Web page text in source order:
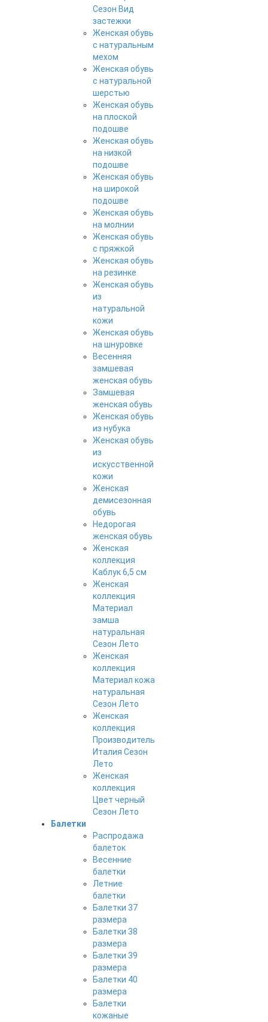
Сезон Вид
застежки
Женская обувь
с натуральным
мехом
Женская обувь
с натуральной
шерстью
Женская обувь
на плоской
подошве
Женская обувь
на низкой
подошве
Женская обувь
на широкой
подошве
Женская обувь
на молнии
Женская обувь
с пряжкой
Женская обувь
на резинке
Женская обувь
из
натуральной
кожи
Женская обувь
на шнуровке
Весенняя
замшевая
женская обувь
Замшевая
женская обувь
Женская обувь
из нубука
Женская обувь
из
искусственной
кожи
Женская
демисезонная
обувь
Недорогая
женская обувь
Женская
коллекция
Каблук 6,5 см
Женская
коллекция
Материал
замша
натуральная
Сезон Лето
Женская
коллекция
Материал кожа
натуральная
Сезон Лето
Женская
коллекция
Производитель
Италия Сезон
Лето
Женская
коллекция
Цвет черный
Сезон Лето
Балетки
Распродажа
балеток
Весенние
балетки
Летние
балетки
Балетки 37
размера
Балетки 38
размера
Балетки 39
размера
Балетки 40
размера
Балетки
кожаные